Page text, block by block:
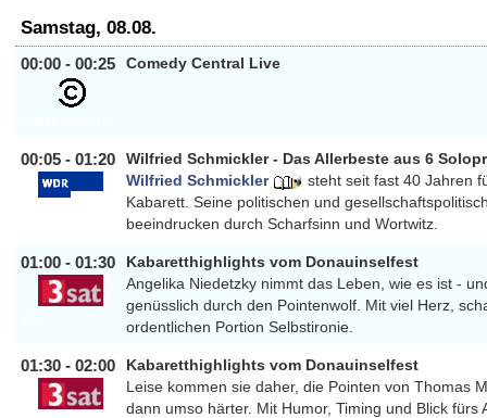
Samstag, 08.08.
00:00 - 00:25 Comedy Central Live
00:05 - 01:20
Wilfried Schmickler - Das Allerbeste aus 6
Wilfried Schmickler
steht seit fast 40 Jahren
Kabarett. Seine politischen und
beeindrucken durch Scharfsinn und Wortwitz.
01:00 - 01:30
Kabaretthighlights vom Donauinselfest
Angelika Niedetzky nimmt das Leben, wie es ist -
genüsslich durch den Pointenwolf. Mit viel Herz,
ordentlichen Portion Selbstironie.
01:30 - 02:00
Kabaretthighlights vom Donauinselfest
Leise kommen sie daher, die Pointen von Thomas
dann umso härter. Mit Humor, Timing und Blick fürs